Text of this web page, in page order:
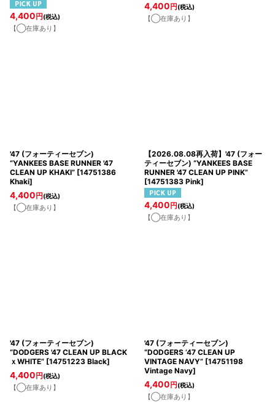
4,400円(税込)
【◯在庫あり】
4,400円(税込)
【◯在庫あり】
'47 (フォーティーセブン)
“YANKEES BASE RUNNER '47
CLEAN UP KHAKI” [14751386
Khaki]
4,400円(税込)
【◯在庫あり】
【2026.08.08再入荷】'47 (フォー
ティーセブン) “YANKEES BASE
RUNNER '47 CLEAN UP PINK”
[14751383 Pink]
4,400円(税込)
【◯在庫あり】
'47 (フォーティーセブン)
“DODGERS '47 CLEAN UP BLACK
ｘWHITE” [14751223 Black]
4,400円(税込)
【◯在庫あり】
'47 (フォーティーセブン)
“DODGERS ’47 CLEAN UP
VINTAGE NAVY” [14751198
Vintage Navy]
4,400円(税込)
【◯在庫あり】